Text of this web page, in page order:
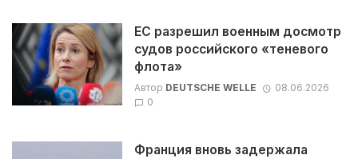
ЕС разрешил военным досмотр
судов российского «теневого
флота»
Автор DEUTSCHE WELLE
08.06.2026
0
Франция вновь задержала